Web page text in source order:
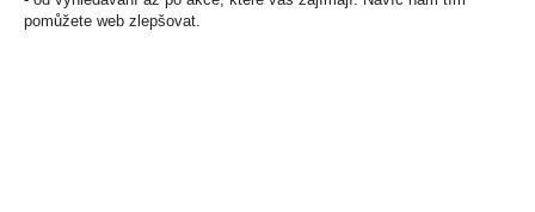
pomůžete web zlepšovat.